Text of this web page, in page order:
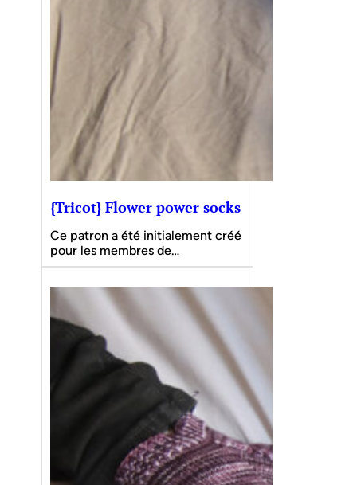
{Tricot} Flower power socks
Ce patron a été initialement créé
pour les membres de…